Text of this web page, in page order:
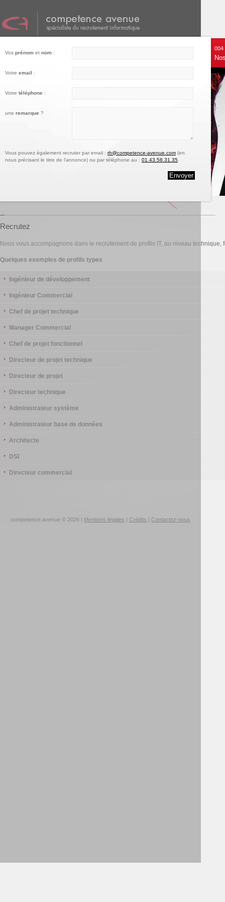
004
Recrutez
Nous vous accompagnons dans le recrutement de profils IT, au niveau technique,
Quelques exemples de profils types
Ingénieur de développement
Ingénieur Commercial
Chef de projet technique
Manager Commercial
Chef de projet fonctionnel
Directeur de projet technique
Directeur de projet
Directeur technique
Administrateur système
Administrateur base de données
Architecte
DSI
Directeur commercial
competence avenue © 2026 | Mentions légales Crédits Contactez-nous
Vos prénom et nom :
Votre email :
Votre téléphone :
une remarque ?
Vous pouvez également recruter par email : rh@competence-avenue.com (en
nous précisant le titre de l'annonce) ou par téléphone au : 01.43.58.31.35